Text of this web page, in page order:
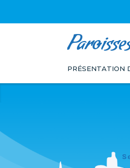
Aller
PRÉSENTATION